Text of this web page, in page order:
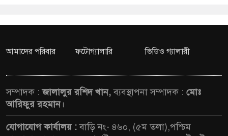
আমাদের পরিবার ফটোগ্যালারি ভিডিও গ্যালারী
সম্পাদক :জালালুর রশিদ খান,ব্যবস্থাপনা সম্পাদক : মোঃ
আরিফুর রহমান।
যোগাযোগ কার্যালয় :বাড়ি নং- ৪৬০, (৫ম তলা),পশ্চিম